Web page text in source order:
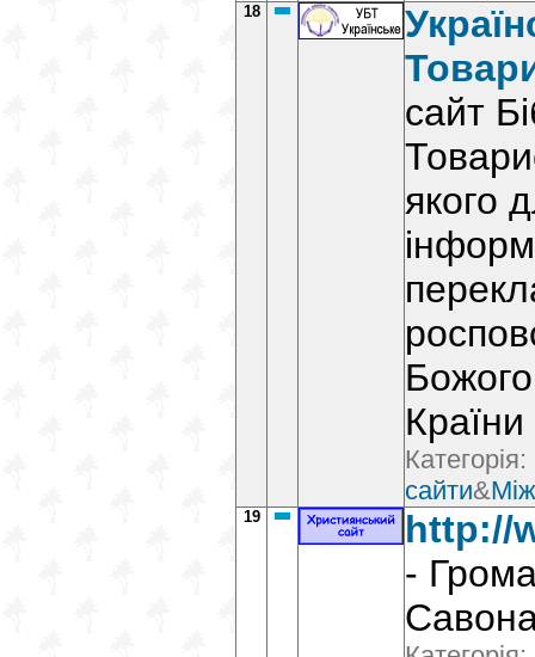
18
сайт
якого
Країни
Категорія:
сайти&
19
http://
-